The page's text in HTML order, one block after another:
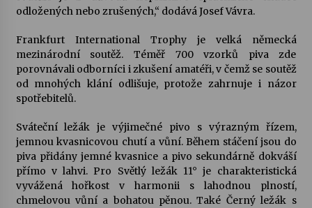
Ozvěny prázdnin
14. 7. 2026
13. 7. 2026
Varhanní recitál Michala Novenka v Klášteře
Želiv
3. 7. 2026
odložených nebo zrušených,“ dodává Josef Vávra.
Frankfurt International Trophy je velká německá
mezinárodní soutěž. Téměř 700 vzorků piva zde
porovnávali odborníci i zkušení amatéři, v čemž se soutěž
od mnohých klání odlišuje, protože zahrnuje i názor
spotřebitelů.
Sváteční ležák je výjimečné pivo s výrazným řízem,
jemnou kvasnicovou chutí a vůní. Během stáčení jsou do
piva přidány jemné kvasnice a pivo sekundárně dokváší
přímo v lahvi. Pro Světlý ležák 11° je charakteristická
vyvážená hořkost v harmonii s lahodnou plností,
chmelovou vůní a bohatou pěnou. Také Černý ležák s